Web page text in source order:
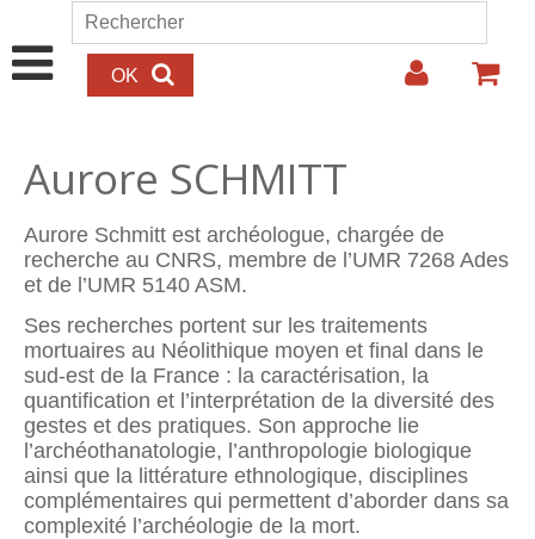
Aller au contenu principal
Formulaire de recherche
Rechercher
Aurore SCHMITT
Aurore Schmitt est archéologue, chargée de
recherche au CNRS, membre de l’UMR 7268 Ades
et de l’UMR 5140 ASM.
Ses recherches portent sur les traitements
mortuaires au Néolithique moyen et final dans le
sud-est de la France : la caractérisation, la
quantification et l’interprétation de la diversité des
gestes et des pratiques. Son approche lie
l’archéothanatologie, l’anthropologie biologique
ainsi que la littérature ethnologique, disciplines
complémentaires qui permettent d’aborder dans sa
complexité l’archéologie de la mort.